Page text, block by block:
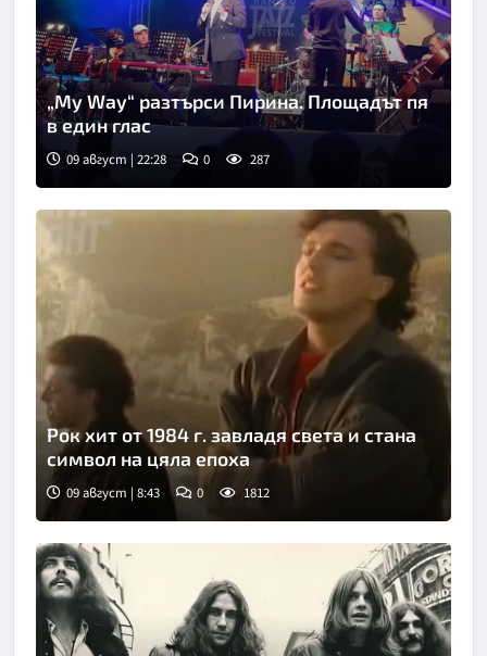
„My Way“ разтърси Пирина. Площадът пя
в един глас
09 август | 22:28 0 287
Рок хит от 1984 г. завладя света и стана
символ на цяла епоха
09 август | 8:43 0 1812